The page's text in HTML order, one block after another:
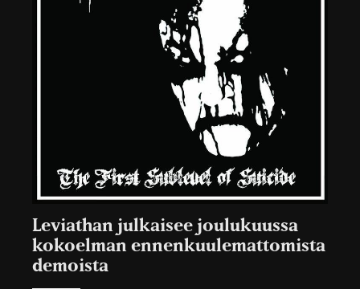
Leviathan julkaisee joulukuussa
kokoelman ennenkuulemattomista
demoista